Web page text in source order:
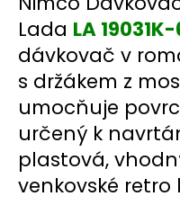
Lada LA
dávkovač v
s držákem z
umocňuje
určený k
plastová,
venkovské retro
o
p
o
r
u
č
u
j
e
m